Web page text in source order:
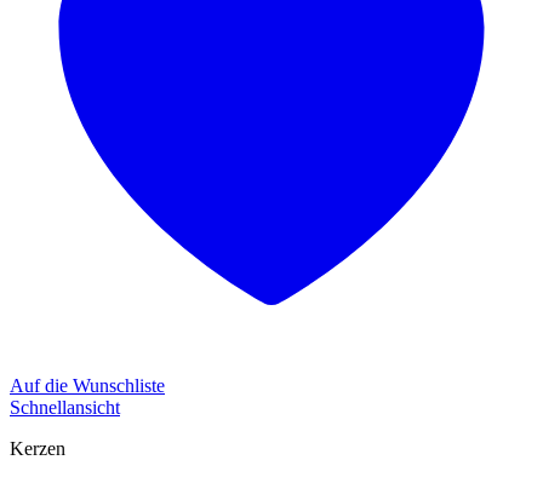
Auf die Wunschliste
Schnellansicht
Kerzen